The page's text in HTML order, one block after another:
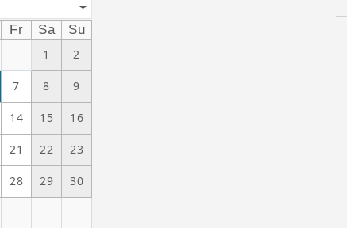
Fr Sa
Su
1
2
7 8 9
14 15 16
21 22 23
28 29 30